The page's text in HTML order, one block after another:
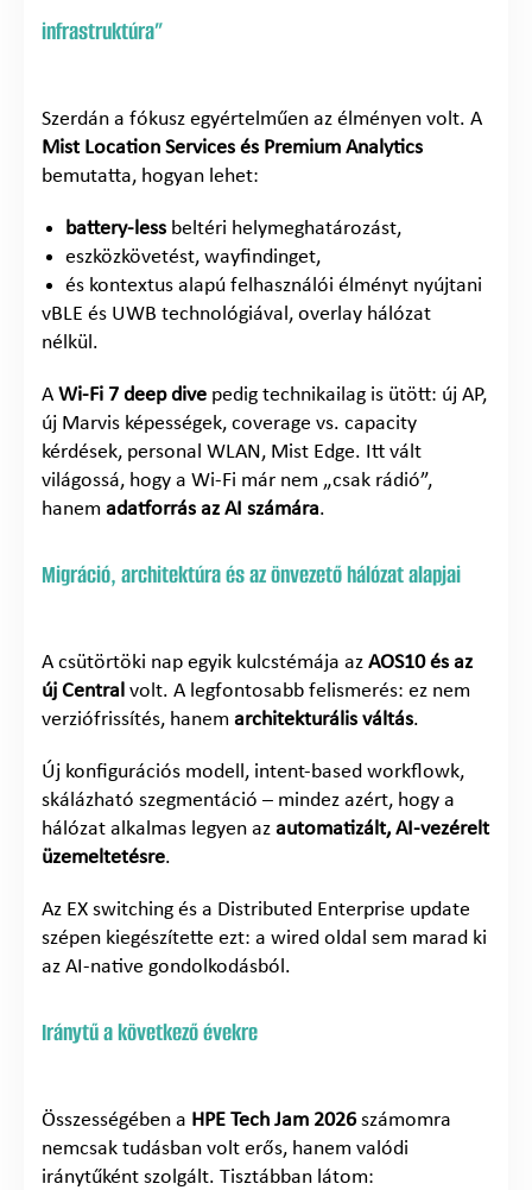
infrastruktúra”
Szerdán a fókusz egyértelműen az élményen volt. A
Mist Location Services és Premium Analytics
bemutatta, hogyan lehet:
battery-less beltéri helymeghatározást,
eszközkövetést, wayfindinget,
és kontextus alapú felhasználói élményt nyújtani
vBLE és UWB technológiával, overlay hálózat
nélkül.
A Wi-Fi 7 deep dive pedig technikailag is ütött: új AP,
új Marvis képességek, coverage vs. capacity
kérdések, personal WLAN, Mist Edge. Itt vált
világossá, hogy a Wi-Fi már nem „csak rádió”,
hanem adatforrás az AI számára.
Migráció, architektúra és az önvezető hálózat alapjai
A csütörtöki nap egyik kulcstémája az AOS10 és az
új Central volt. A legfontosabb felismerés: ez nem
verziófrissítés, hanem architekturális váltás.
Új konfigurációs modell, intent-based workflowk,
skálázható szegmentáció – mindez azért, hogy a
hálózat alkalmas legyen az automatizált, AI-vezérelt
üzemeltetésre.
Az EX switching és a Distributed Enterprise update
szépen kiegészítette ezt: a wired oldal sem marad ki
az AI-native gondolkodásból.
Iránytű a következő évekre
Összességében a HPE Tech Jam 2026számomra
nemcsak tudásban volt erős, hanem valódi
iránytűként szolgált. Tisztábban látom: